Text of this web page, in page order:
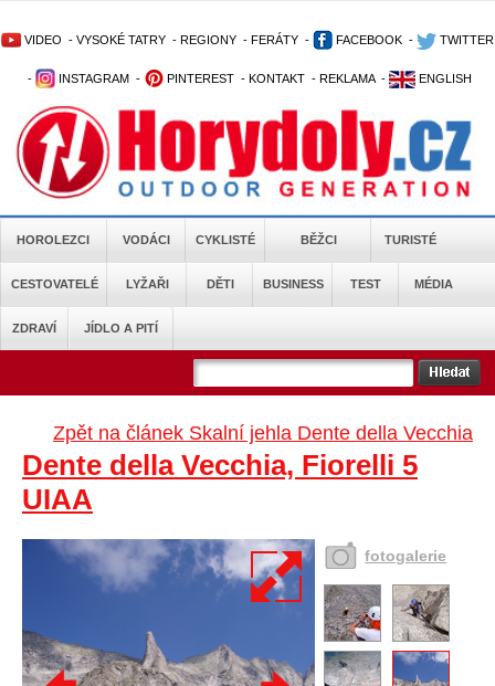
VIDEO - VYSOKÉ TATRY - REGIONY - FERÁTY - FACEBOOK - TWITTER
- INSTAGRAM - PINTEREST - KONTAKT - REKLAMA - ENGLISH
HOROLEZCI VODÁCI CYKLISTÉ BĚŽCI TURISTÉ
CESTOVATELÉ LYŽAŘI DĚTI BUSINESS TEST MÉDIA
ZDRAVÍ JÍDLO A PITÍ
Zpět na článek Skalní jehla Dente della Vecchia
Dente della Vecchia, Fiorelli 5
UIAA
fotogalerie